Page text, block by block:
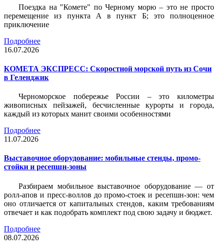
Поездка на "Комете" по Черному морю – это не просто
перемещение из пункта А в пункт Б; это полноценное
приключение
Подробнее
16.07.2026
КОМЕТА ЭКСПРЕСС: Скоростной морской путь из Сочи
в Геленджик
Черноморское побережье России – это километры
живописных пейзажей, бесчисленные курорты и города,
каждый из которых манит своими особенностями
Подробнее
11.07.2026
Выставочное оборудование: мобильные стенды, промо-
стойки и ресепшн-зоны
Разбираем мобильное выставочное оборудование — от
ролл-апов и пресс-воллов до промо-стоек и ресепшн-зон: чем
оно отличается от капитальных стендов, каким требованиям
отвечает и как подобрать комплект под свою задачу и бюджет.
Подробнее
08.07.2026